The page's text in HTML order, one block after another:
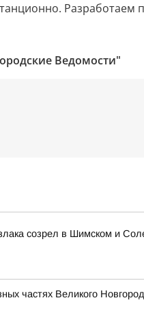
Ведомости"
созрел в Шимском и
частях Великого